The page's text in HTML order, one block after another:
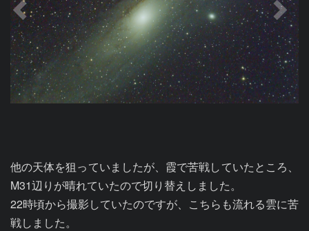
他の天体を狙っていましたが、霞で苦戦していたところ、
M31辺りが晴れていたので切り替えしました。
22時頃から撮影していたのですが、こちらも流れる雲に苦
戦しました。